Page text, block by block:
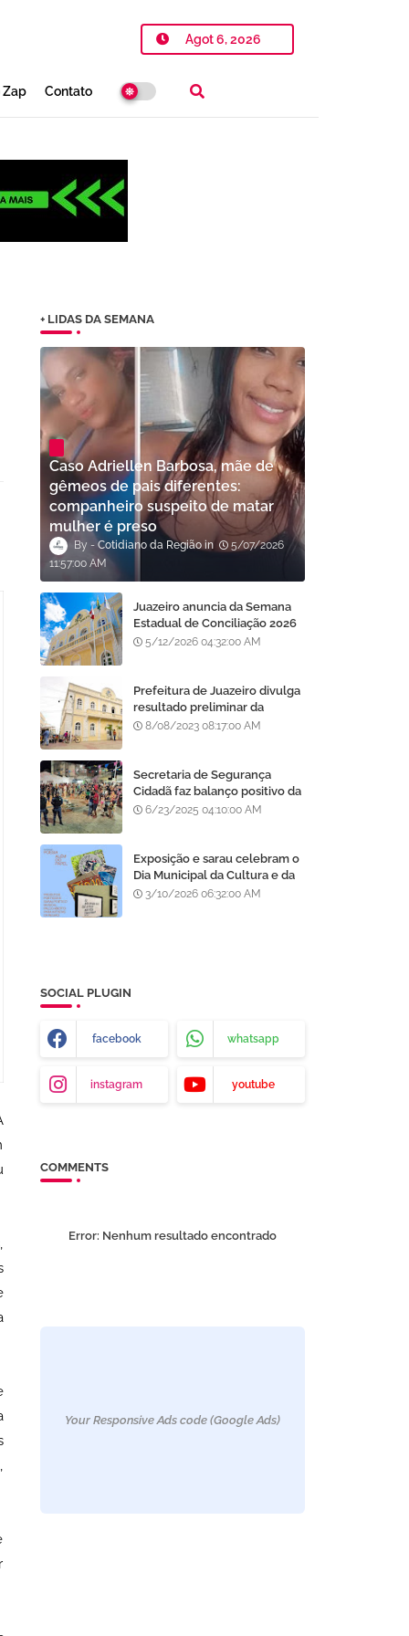
Agot 6, 2026
Zap Contato
+ LIDAS DA SEMANA
Caso Adriellen Barbosa, mãe de
gêmeos de pais diferentes:
companheiro suspeito de matar
mulher é preso
Cotidiano da Região
5/07/2026
11:57:00 AM
Juazeiro anuncia da Semana
Estadual de Conciliação 2026
com oportunidade para
5/12/2026 04:32:00 AM
Prefeitura de Juazeiro divulga
resultado preliminar da
análise de currículos do
8/08/2023 08:17:00 AM
Secretaria de Segurança
Cidadã faz balanço positivo da
atuação da GCM de Juazeiro
6/23/2025 04:10:00 AM
Exposição e sarau celebram o
Dia Municipal da Cultura e da
Poesia Manuca Almeida em
3/10/2026 06:32:00 AM
SOCIAL PLUGIN
facebook whatsapp
instagram youtube
COMMENTS
Error: Nenhum resultado encontrado
Your Responsive Ads code (Google Ads)